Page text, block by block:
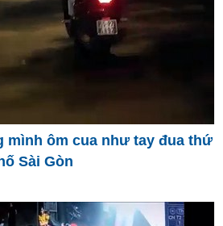
mình ôm cua như tay đua thứ
Sài Gòn